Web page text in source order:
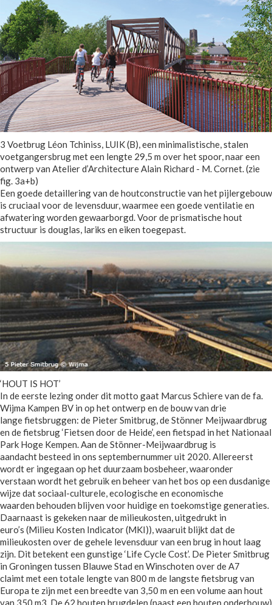
3 Voetbrug Léon Tchiniss, LUIK (B), een minimalistische, stalen
voetgangersbrug met een lengte 29,5 m over het spoor, naar een
ontwerp van Atelier d’Architecture Alain Richard - M. Cornet. (zie
fig. 3a+b)
Een goede detaillering van de houtconstructie van het pijlergebouw
is cruciaal voor de levensduur, waarmee een goede ventilatie en
afwatering worden gewaarborgd. Voor de prismatische hout
structuur is douglas, lariks en eiken toegepast.
‘HOUT IS HOT’
In de eerste lezing onder dit motto gaat Marcus Schiere van de fa.
Wijma Kampen BV in op het ontwerp en de bouw van drie
lange fietsbruggen: de Pieter Smitbrug, de Stönner Meijwaardbrug
en de fietsbrug ‘Fietsen door de Heide’, een fietspad in het Nationaal
Park Hoge Kempen. Aan de Stönner-Meijwaardbrug is
aandacht besteed in ons septembernummer uit 2020. Allereerst
wordt er ingegaan op het duurzaam bosbeheer, waaronder
verstaan wordt het gebruik en beheer van het bos op een dusdanige
wijze dat sociaal-culturele, ecologische en economische
waarden behouden blijven voor huidige en toekomstige generaties.
Daarnaast is gekeken naar de milieukosten, uitgedrukt in
euro’s (Milieu Kosten Indicator (MKI)), waaruit blijkt dat de
milieukosten over de gehele levensduur van een brug in hout laag
zijn. Dit betekent een gunstige ‘Life Cycle Cost’. De Pieter Smitbrug
in Groningen tussen Blauwe Stad en Winschoten over de A7
claimt met een totale lengte van 800 m de langste fietsbrug van
Europa te zijn met een breedte van 3,50 m en een volume aan hout
van 350 m3. De 62 houten brugdelen (naast een houten onderbouw)